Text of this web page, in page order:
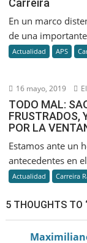
Carreira
En un marco
de una
Actualidad APS
16 mayo, 2019
TODO MAL:
FRUSTRADOS,
POR LA
Estamos ante un
antecedentes en
Actualidad Carreira
5 THOUGHTS TO